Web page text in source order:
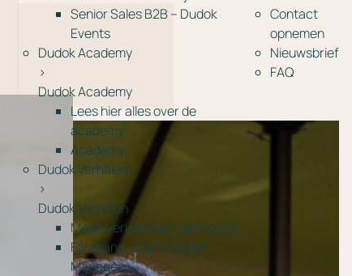
Senior Sales B2B – Dudok
Events
Dudok Academy
>
Dudok Academy
Lees hier alles over de
academy
Academy
Dudok Verhalen
>
Dudok Verhalen
Medewerkers aan het woord
Farzaana, Operationeel
Manager
Contact
opnemen
Nieuwsbrief
FAQ